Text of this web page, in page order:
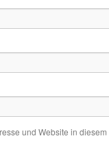
und Website in